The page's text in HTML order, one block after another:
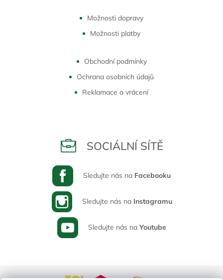
Možnosti dopravy
Možnosti platby
Obchodní podmínky
Ochrana osobních údajů
Reklamace a vrácení
SOCIÁLNÍ SÍTĚ
Sledujte nás na Facebooku
Sledujte nás na Instagramu
Sledujte nás na Youtube